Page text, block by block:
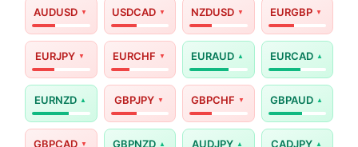
AUDUSD USDCAD NZDUSD EURGBP
EURJPY EURCHF EURAUD EURCAD
EURNZD GBPJPY GBPCHF GBPAUD
GBPCAD GBPNZD AUDJPY CADJPY